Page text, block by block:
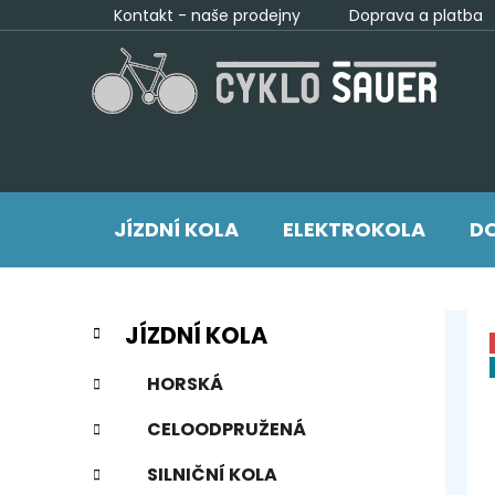
na
Kontakt - naše prodejny Doprava a platba
JÍZDNÍ KOLA ELEKTROKOLA
P
s
r
a
Přeskočit
kategorie
K
a
e
g
o
r
JÍZDNÍ KOLA
HORSKÁ
CELOODPRUŽENÁ
SILNIČNÍ KOLA